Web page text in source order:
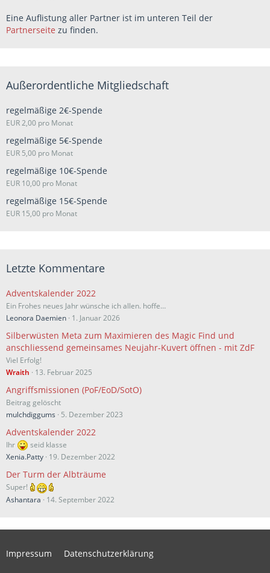
Eine Auflistung aller Partner ist im unteren Teil der
Partnerseite zu finden.
Außerordentliche Mitgliedschaft
regelmäßige 2€-Spende
EUR 2,00 pro Monat
regelmäßige 5€-Spende
EUR 5,00 pro Monat
regelmäßige 10€-Spende
EUR 10,00 pro Monat
regelmäßige 15€-Spende
EUR 15,00 pro Monat
Letzte Kommentare
Adventskalender 2022
Ein Frohes neues Jahr wünsche ich allen. hoffe…
Leonora Daemien 1. Januar 2026
Silberwüsten Meta zum Maximieren des Magic Find und
anschliessend gemeinsames Neujahr-Kuvert öffnen - mit ZdF
Viel Erfolg!
Wraith
13. Februar 2025
Angriffsmissionen (PoF/EoD/SotO)
Beitrag gelöscht
mulchdiggums
5. Dezember 2023
Adventskalender 2022
Ihr
seid klasse
Xenia.Patty 19. Dezember 2022
Der Turm der Albträume
Super!
Ashantara
14. September 2022
Impressum Datenschutzerklärung